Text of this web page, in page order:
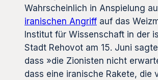
Wahrscheinlich in Anspielung
iranischen Angriff auf das
Institut für Wissenschaft in der
Stadt Rehovot am 15. Juni
dass »die Zionisten nicht
dass eine iranische Rakete, die